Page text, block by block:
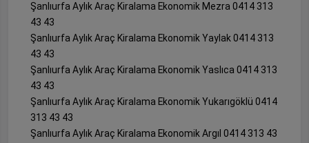
Şanlıurfa Aylık Araç Kiralama Ekonomik Mezra 0414 313
43 43
Şanlıurfa Aylık Araç Kiralama Ekonomik Yaylak 0414 313
43 43
Şanlıurfa Aylık Araç Kiralama Ekonomik Yaslıca 0414 313
43 43
Şanlıurfa Aylık Araç Kiralama Ekonomik Yukarıgöklü 0414
313 43 43
Şanlıurfa Aylık Araç Kiralama Ekonomik Argıl 0414 313 43